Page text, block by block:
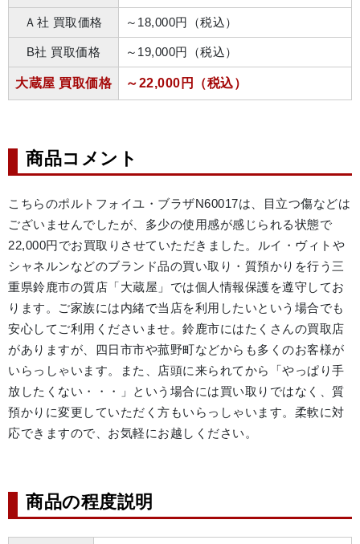
Ａ社 買取価格 ～18,000円（税込）
B社 買取価格 ～19,000円（税込）
大蔵屋 買取価格 ～22,000円（税込）
商品コメント
こちらのポルトフォイユ・ブラザN60017は、目立つ傷などは
ございませんでしたが、多少の使用感が感じられる状態で
22,000円でお買取りさせていただきました。ルイ・ヴィトや
シャネルンなどのブランド品の買い取り・質預かりを行う三
重県鈴鹿市の質店「大蔵屋」では個人情報保護を遵守してお
ります。ご家族には内緒で当店を利用したいという場合でも
安心してご利用くださいませ。鈴鹿市にはたくさんの買取店
がありますが、四日市市や菰野町などからも多くのお客様が
いらっしゃいます。また、店頭に来られてから「やっぱり手
放したくない・・・」という場合には買い取りではなく、質
預かりに変更していただく方もいらっしゃいます。柔軟に対
応できますので、お気軽にお越しください。
商品の程度説明